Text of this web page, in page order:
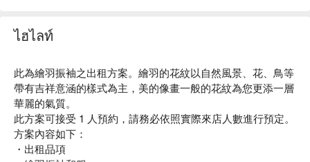
ไฮไลท์
此為繪羽振袖之出租方案。繪羽的花紋以自然風景、花、鳥等
帶有吉祥意涵的樣式為主，美的像畫一般的花紋為您更添一層
華麗的氣質。
此方案可接受 1 人預約，請務必依照實際來店人數進行預定。
方案內容如下：
・出租品項